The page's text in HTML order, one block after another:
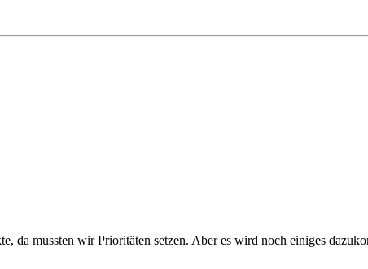
da mussten wir Prioritäten setzen. Aber es wird noch einiges